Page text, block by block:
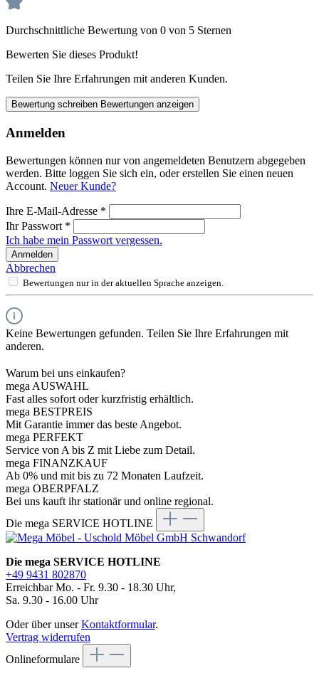
Durchschnittliche Bewertung von 0 von 5 Sternen
Bewerten Sie dieses Produkt!
Teilen Sie Ihre Erfahrungen mit anderen Kunden.
Bewertung schreiben Bewertungen anzeigen
Anmelden
Bewertungen können nur von angemeldeten Benutzern abgegeben
werden. Bitte loggen Sie sich ein, oder erstellen Sie einen neuen
Account. Neuer Kunde?
Ihre E-Mail-Adresse *
Ihr Passwort *
Ich habe mein Passwort vergessen.
Anmelden
Abbrechen
Bewertungen nur in der aktuellen Sprache anzeigen.
Keine Bewertungen gefunden. Teilen Sie Ihre Erfahrungen mit
anderen.
Warum bei uns einkaufen?
mega AUSWAHL
Fast alles sofort oder kurzfristig erhältlich.
mega BESTPREIS
Mit Garantie immer das beste Angebot.
mega PERFEKT
Service von A bis Z mit Liebe zum Detail.
mega FINANZKAUF
Ab 0% und mit bis zu 72 Monaten Laufzeit.
mega OBERPFALZ
Bei uns kauft ihr stationär und online regional.
Die mega SERVICE HOTLINE
Die mega SERVICE HOTLINE
+49 9431 802870
Erreichbar Mo. - Fr. 9.30 - 18.30 Uhr,
Sa. 9.30 - 16.00 Uhr
Oder über unserKontaktformular.
Vertrag widerrufen
Onlineformulare